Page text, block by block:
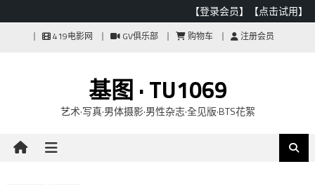
【登录会员】 【点击试用】
419电影网 GV俱乐部 购物车 注册会员
基图 · TU1069
艺术·写真·男体摄影·男性杂志·全见版·BTS花絮